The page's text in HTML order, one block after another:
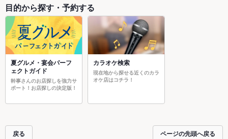
目的から探す・予約する
夏グルメ・宴会パーフ
ェクトガイド
幹事さんのお店探しを強力サ
ポート！お店探しの決定版！
カラオケ検索
現在地から探せる近くのカラ
オケ店はコチラ！
戻る ページの先頭へ戻る